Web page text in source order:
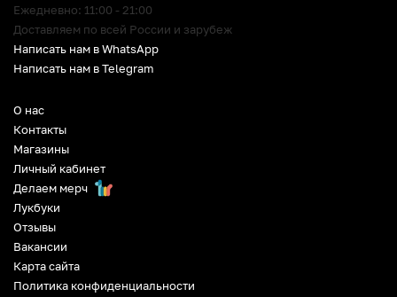
О нас
Контакты
Магазины
Личный кабинет
Делаем мерч
Лукбуки
Отзывы
Вакансии
Карта сайта
Политика конфиденциальности
Ежедневно: 11:00 - 21:00
Доставляем по всей России и зарубеж
Написать нам в WhatsApp
Написать нам в Telegram